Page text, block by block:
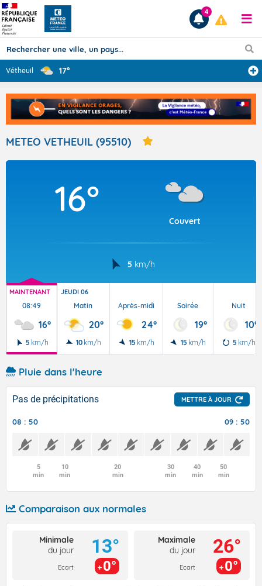
Prévisions
TOUS LES RÉSULTATS
Articles
4
Vétheuil 17°
METEO VETHEUIL (95510)
16°
Couvert
5 km/h
MAINTENANT
08:49
16°
5 km/h
JEUDI 06
Matin
20°
10 km/h
Après-midi
24°
15 km/h
Soirée
19°
15 km/h
Nuit
10°
5 km/h
Pluie dans l'heure
Pas de précipitations METTRE À JOUR
08 : 50 09 : 50
5
min
10
min
20
min
30
min
40
min
50
min
Comparaison aux normales
Minimale
du jour
Ecart
13°
0°
Maximale
du jour
Ecart
26°
0°